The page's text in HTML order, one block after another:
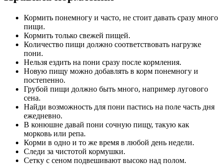
Кормить понемногу и часто, не стоит давать сразу много
пищи.
Кормить только свежей пищей.
Количество пищи должно соответствовать нагрузке
пони.
Нельзя ездить на пони сразу после кормления.
Новую пищу можно добавлять в корм понемногу и
постепенно.
Грубой пищи должно быть много, например лугового
сена.
Найди возможность для пони пастись на поле часть дня
ежедневно.
В конюшне давай пони сочную пищу, такую как
морковь или репа.
Корми в одно и то же время в любой день недели.
Следи за чистотой кормушки.
Сетку с сеном подвешивают высоко над полом.